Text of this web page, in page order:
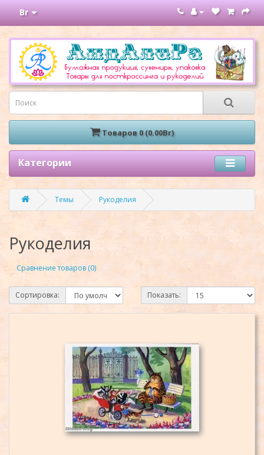
Br
Товаров 0 (0.00Br)
Категории
Темы Рукоделия
Рукоделия
Сравнение товаров (0)
Сортировка: Показать: